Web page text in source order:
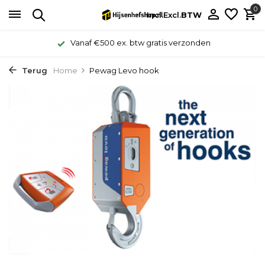
Incl.Excl.BTW
0
Vanaf €500 ex. btw gratis verzonden
Terug Home Pewag Levo hook